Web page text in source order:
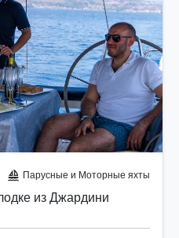
sailing Парусные и Моторные яхты
из Джардини